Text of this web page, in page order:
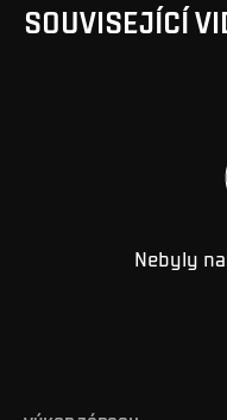
SOUVISEJÍCÍ
Nebyly